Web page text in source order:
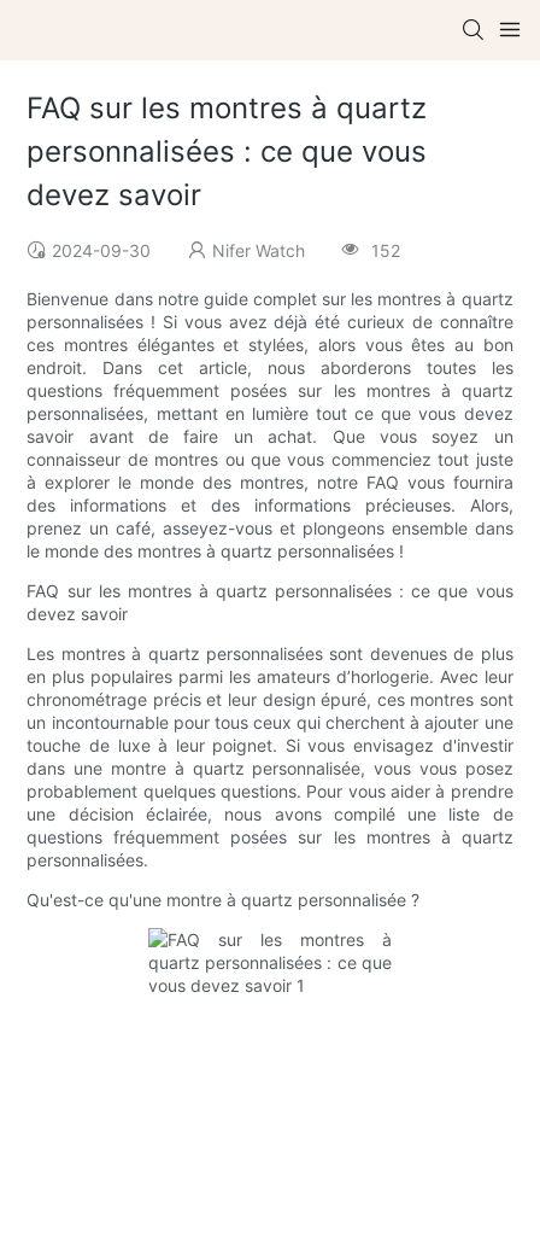
FAQ sur les montres à quartz
personnalisées : ce que vous
devez savoir
2024-09-30 Nifer Watch 152
Bienvenue dans notre guide complet sur les montres à quartz
personnalisées ! Si vous avez déjà été curieux de connaître
ces montres élégantes et stylées, alors vous êtes au bon
endroit. Dans cet article, nous aborderons toutes les
questions fréquemment posées sur les montres à quartz
personnalisées, mettant en lumière tout ce que vous devez
savoir avant de faire un achat. Que vous soyez un
connaisseur de montres ou que vous commenciez tout juste
à explorer le monde des montres, notre FAQ vous fournira
des informations et des informations précieuses. Alors,
prenez un café, asseyez-vous et plongeons ensemble dans
le monde des montres à quartz personnalisées !
FAQ sur les montres à quartz personnalisées : ce que vous
devez savoir
Les montres à quartz personnalisées sont devenues de plus
en plus populaires parmi les amateurs d’horlogerie. Avec leur
chronométrage précis et leur design épuré, ces montres sont
un incontournable pour tous ceux qui cherchent à ajouter une
touche de luxe à leur poignet. Si vous envisagez d'investir
dans une montre à quartz personnalisée, vous vous posez
probablement quelques questions. Pour vous aider à prendre
une décision éclairée, nous avons compilé une liste de
questions fréquemment posées sur les montres à quartz
personnalisées.
Qu'est-ce qu'une montre à quartz personnalisée ?